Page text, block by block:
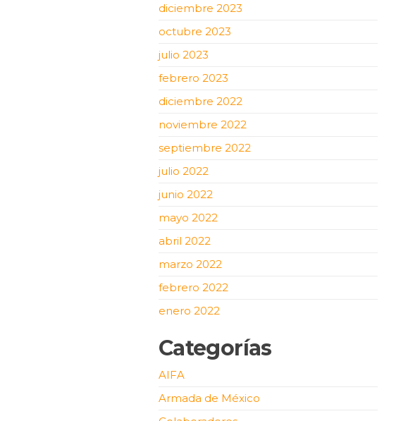
diciembre 2023
octubre 2023
julio 2023
febrero 2023
diciembre 2022
noviembre 2022
septiembre 2022
julio 2022
junio 2022
mayo 2022
abril 2022
marzo 2022
febrero 2022
enero 2022
Categorías
AIFA
Armada de México